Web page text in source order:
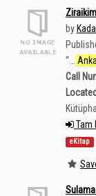
by
“
Call
Tam
eKitap